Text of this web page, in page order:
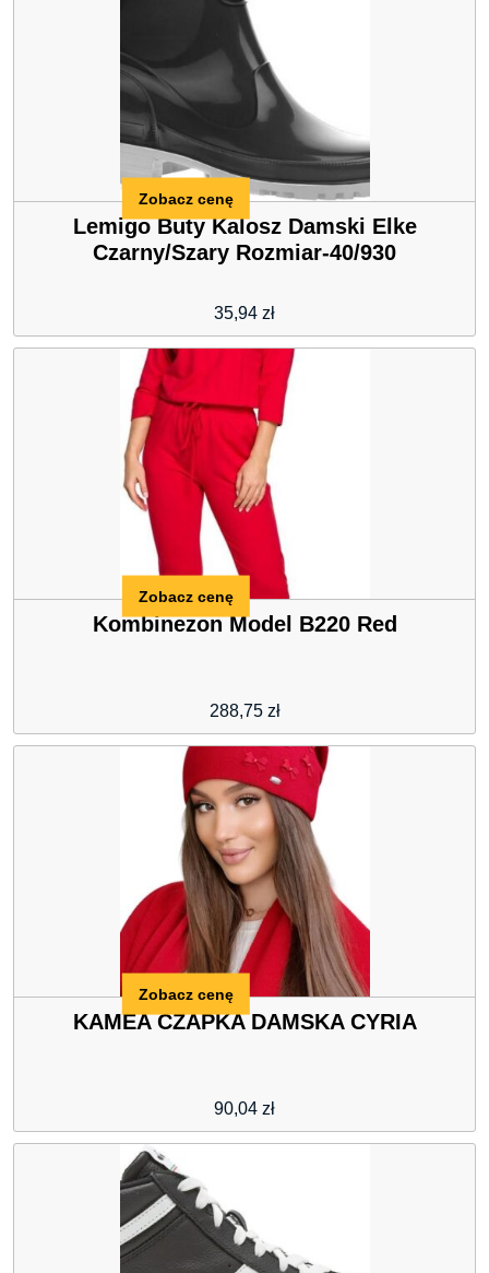
Lemigo Buty Kalosz Damski Elke
Czarny/Szary Rozmiar-40/930
35,94 zł
Zobacz cenę
Kombinezon Model B220 Red
288,75 zł
Zobacz cenę
KAMEA CZAPKA DAMSKA CYRIA
90,04 zł
Zobacz cenę